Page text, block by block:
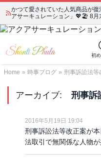
かつて愛されていた人気商品が
アサーキュレーション」💖🏖️ 8月
初
Home » 時事ブログ » 刑事訴訟法等
アーカイブ: 刑事訴
2016年5月19日 19:04
刑事訴訟法等改正案が
法取引で無関係な人物